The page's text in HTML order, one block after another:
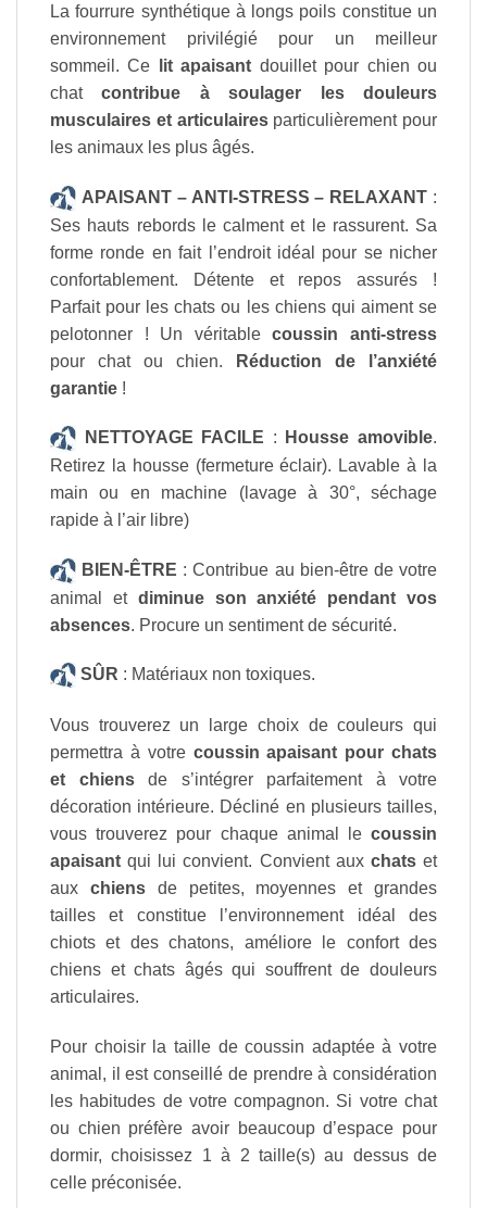
La fourrure synthétique à longs poils constitue un
environnement privilégié pour un meilleur
sommeil. Ce
lit apaisant douillet pour chien ou
chatcontribue à soulager les douleurs
musculaires et articulairesparticulièrement pour
les animaux les plus âgés.
APAISANT – ANTI-STRESS – RELAXANT :
Ses hauts rebords le calment et le rassurent. Sa
forme ronde en fait l’endroit idéal pour se nicher
confortablement. Détente et repos assurés !
Parfait pour les chats ou les chiens qui aiment se
pelotonner ! Un véritablecoussin anti-stress
pour chat ou chien.
Réduction de l’anxiété
garantie !
NETTOYAGE FACILE : Housse amovible.
Retirez la housse (fermeture éclair). Lavable à la
main ou en machine (lavage à 30°, séchage
rapide à l’air libre)
BIEN-ÊTRE : Contribue au bien-être de votre
animal et diminue son anxiété pendant vos
absences. Procure un sentiment de sécurité.
SÛR : Matériaux non toxiques.
Vous trouverez un large choix de couleurs qui
permettra à votre coussin apaisant pour chats
et chiensde s’intégrer parfaitement à votre
décoration intérieure. Décliné en plusieurs tailles,
vous trouverez pour chaque animal le coussin
apaisant qui lui convient. Convient aux chatset
aux chiensde petites, moyennes et grandes
tailles et constitue l’environnement idéal des
chiots et des chatons, améliore le confort des
chiens et chats âgés qui souffrent de douleurs
articulaires.
Pour choisir la taille de coussin adaptée à votre
animal, il est conseillé de prendre à considération
les habitudes de votre compagnon. Si votre chat
ou chien préfère avoir beaucoup d’espace pour
dormir, choisissez 1 à 2 taille(s) au dessus de
celle préconisée.